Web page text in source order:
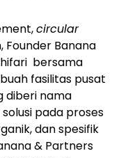
circular
Founder Banana
bersama
fasilitas pusat
diberi nama
pada proses
dan spesifik
& Partners